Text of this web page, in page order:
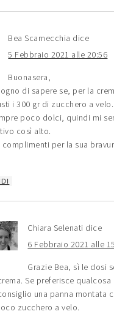
Bea Scarnecchia dice
5 Febbraio 2021 alle 20:56
Buonasera,
di sapere se, per la
i 300 gr di zucchero a
poco dolci, quindi mi
così alto.
complimenti per la sua
Chiara Selenati dice
6 Febbraio 2021 alle
Grazie Bea, sì le dosi
Se preferisce
una panna montata
zucchero a velo.